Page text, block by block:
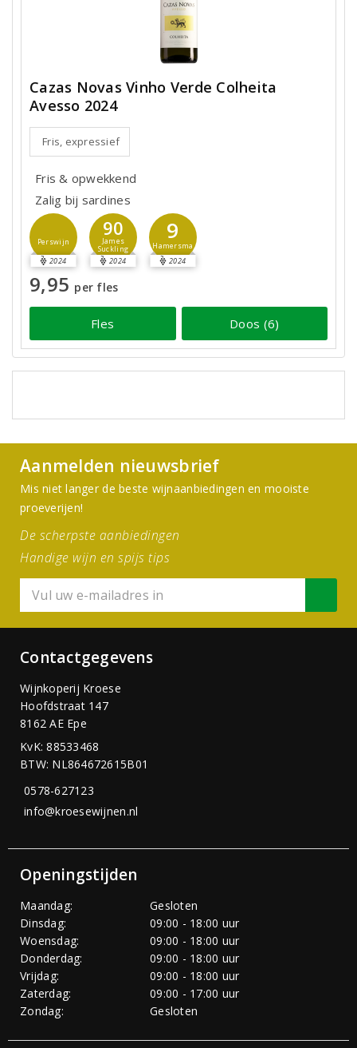
Cazas Novas Vinho Verde Colheita
Avesso 2024
Fris, expressief
Fris & opwekkend
Zalig bij sardines
Perswijn
2024
90
James
Suckling
2024
9
Hamersma
2024
9,95 per fles
Fles Doos (6)
Aanmelden nieuwsbrief
Mis niet langer de beste wijnaanbiedingen en mooiste
proeverijen!
De scherpste aanbiedingen
Handige wijn en spijs tips
Contactgegevens
Wijnkoperij Kroese
Hoofdstraat 147
8162 AE Epe
KvK: 88533468
BTW: NL864672615B01
0578-627123
info@kroesewijnen.nl
Openingstijden
Maandag:
Gesloten
Dinsdag:
09:00 - 18:00 uur
Woensdag:
09:00 - 18:00 uur
Donderdag:
09:00 - 18:00 uur
Vrijdag:
09:00 - 18:00 uur
Zaterdag:
09:00 - 17:00 uur
Zondag:
Gesloten